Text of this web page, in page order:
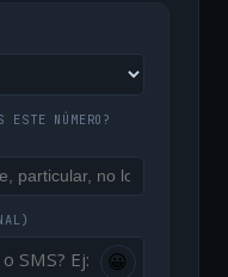
ESTE NÚMERO?
😀